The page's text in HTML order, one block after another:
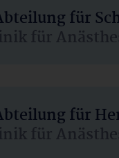
für
für
für
für